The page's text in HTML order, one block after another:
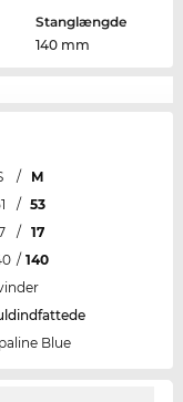
Stanglængde
140 mm
/
M
/ 53
/
17
/ 140
Blue